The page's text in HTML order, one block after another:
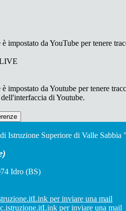
impostato da YouTube per tenere
impostato da Youtube per tenere
di Youtube.
Istruzione Superiore di Valle Sabbia
Idro (BS)
Link per inviare una mail
Link per inviare una mail